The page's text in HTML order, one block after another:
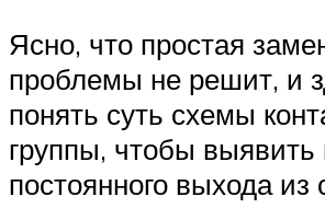
Ясно, что простая
проблемы не решит, и
понять суть схемы
группы, чтобы выявить
постоянного выхода из